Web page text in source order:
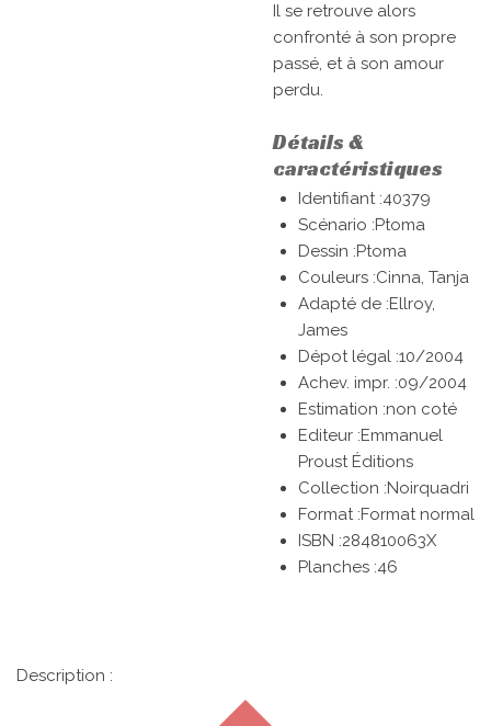
Il se retrouve alors
confronté à son propre
passé, et à son amour
perdu.
Détails &
caractéristiques
Identifiant :40379
Scénario :Ptoma
Dessin :Ptoma
Couleurs :Cinna, Tanja
Adapté de :Ellroy,
James
Dépot légal :10/2004
Achev. impr. :09/2004
Estimation :non coté
Editeur :Emmanuel
Proust Éditions
Collection :Noirquadri
Format :Format normal
ISBN :284810063X
Planches :46
Description :